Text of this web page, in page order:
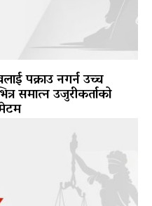
पक्राउ नगर्न उच्च
समात्न उजुरीकर्ताको